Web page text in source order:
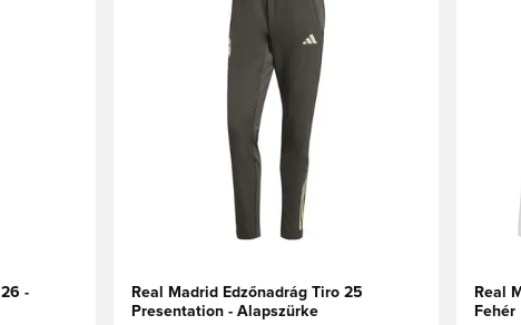
-
Real Madrid Edzőnadrág Tiro 25
Presentation - Alapszürke
Real
Fehér